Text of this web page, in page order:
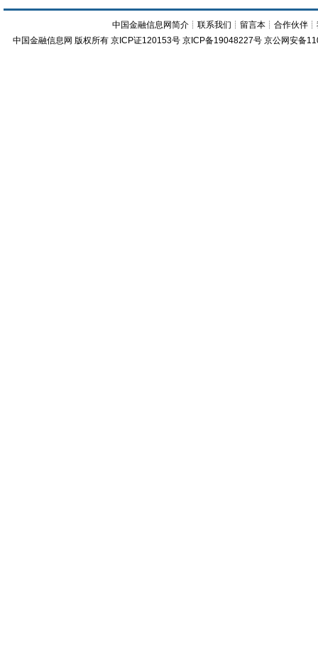
中国金融信息网简介 ┊联系我们 ┊ 留言本 ┊合作伙伴 ┊
中国金融信息网 版权所有 京ICP证120153号 京ICP备19048227号 京公网安备